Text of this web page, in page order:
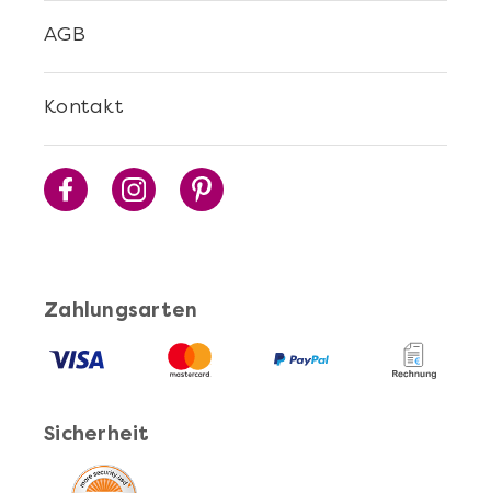
Zahlungsarten
Sicherheit
Kontakt
AGB